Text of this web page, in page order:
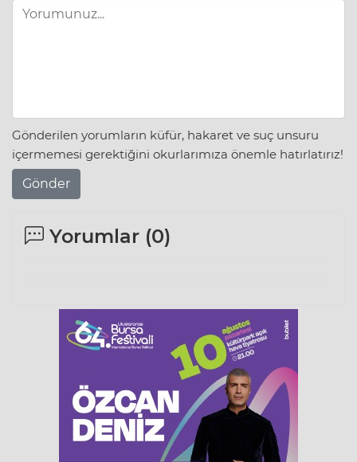
Gönderilen yorumların küfür, hakaret ve suç unsuru
içermemesi gerektiğini okurlarımıza önemle hatırlatırız!
Gönder
Yorumlar (0)